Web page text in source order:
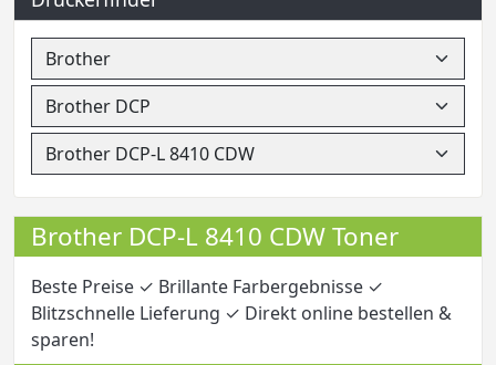
Brother DCP-L 8410 CDW Toner
Beste Preise ✓ Brillante Farbergebnisse ✓
Blitzschnelle Lieferung ✓ Direkt online bestellen &
sparen!